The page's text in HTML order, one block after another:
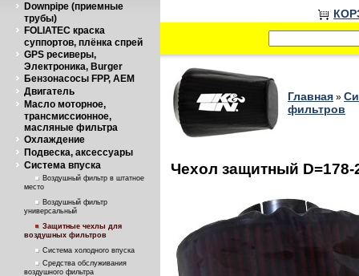
Downpipe (приемные
трубы)
FOLIATEC краска
суппортов, плёнка спрей
GPS ресиверы,
Электроника, Burger
Бензонасосы FPP, AEM
Двигатель
Масло моторное,
трансмиссионное,
масляные фильтра
Охлаждение
Подвеска, аксессуары
Система впуска
Воздушный фильтр в штатное
место
Воздушный фильтр
универсальный
Защитные чехлы для
воздушных фильтров
Система холодного впуска
Средства обслуживания
воздушного фильтра
Главная »
фильтров
Чехол защитный